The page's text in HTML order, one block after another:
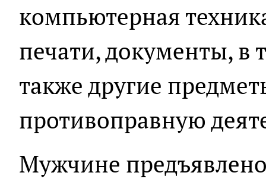
компьютерная
печати, документы, в
также другие
противоправную
Мужчине